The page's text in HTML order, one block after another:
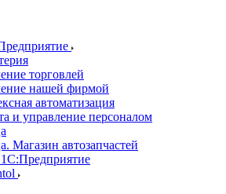
торговлей
нашей фирмой
автоматизация
и управление персоналом
Магазин автозапчастей